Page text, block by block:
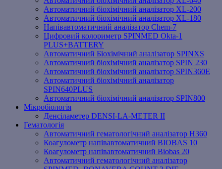
Автоматичний біохімічний аналізатор XL-200
Автоматичний біохімічний аналізатор XL-180
Напівавтоматичний аналізатор Chem-7
Цифровий колориметр SPINMED Okta-1
PLUS+BATTERY
Автоматичний Біохімічний аналізатор SPINXS
Автоматичний біохімічний аналізатор SPIN 230
Автоматичний біохімічний аналізатор SPIN360E
Автоматичний біохімічний аналізатор
SPIN640PLUS
Автоматичний біохімічний аналізатор SPIN800
Мікробіологія
Денсіламетер DENSI-LA-METER ІІ
Гематологія
Автоматичний гематологічний аналізатор Н360
Коагулометр напівавтоматичний BIOBAS 10
Коагулометр напівавтоматичний Biobas 20
Автоматичний гематологічний аналізатор